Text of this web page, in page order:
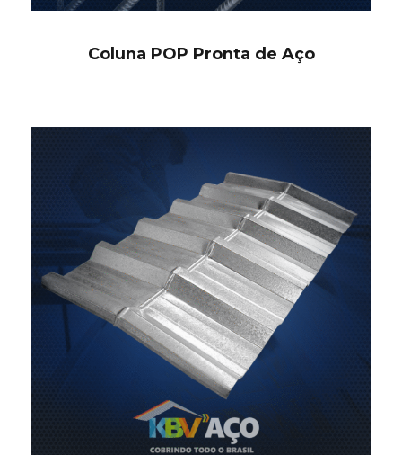
Coluna POP Pronta de Aço